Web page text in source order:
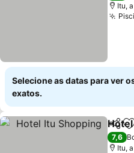
Itu,
Selecione as datas para ver
exatos.
7,6
Itu,